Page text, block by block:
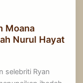
Moana
Nurul Hayat
selebriti Ryan